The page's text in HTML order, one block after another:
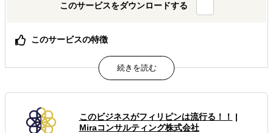
このサービスをダウンロードする
このサービスの特徴
海外進出総合支援 海外進出コンサルティング
このビジネスがフィリピンは流行る！！
|
Miraコンサルティング株式会社